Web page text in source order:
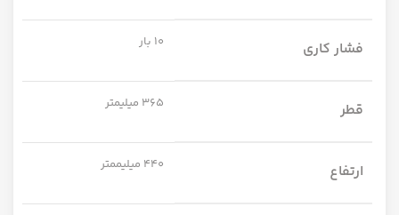
فشار کاری 10 بار
قطر 365 میلیمتر
ارتفاع 440 میلیممتر